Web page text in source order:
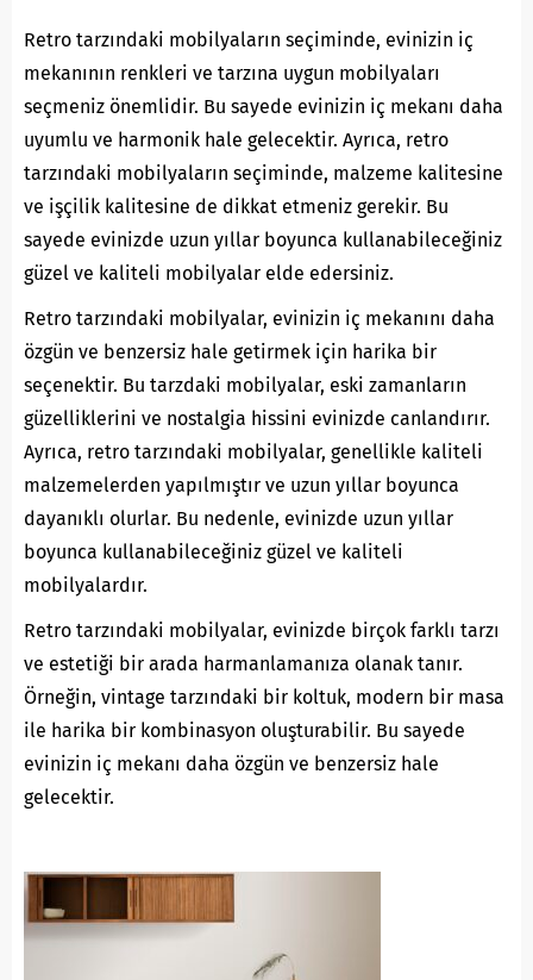
Retro tarzındaki mobilyaların seçiminde, evinizin iç
mekanının renkleri ve tarzına uygun mobilyaları
seçmeniz önemlidir. Bu sayede evinizin iç mekanı daha
uyumlu ve harmonik hale gelecektir. Ayrıca, retro
tarzındaki mobilyaların seçiminde, malzeme kalitesine
ve işçilik kalitesine de dikkat etmeniz gerekir. Bu
sayede evinizde uzun yıllar boyunca kullanabileceğiniz
güzel ve kaliteli mobilyalar elde edersiniz.
Retro tarzındaki mobilyalar, evinizin iç mekanını daha
özgün ve benzersiz hale getirmek için harika bir
seçenektir. Bu tarzdaki mobilyalar, eski zamanların
güzelliklerini ve nostalgia hissini evinizde canlandırır.
Ayrıca, retro tarzındaki mobilyalar, genellikle kaliteli
malzemelerden yapılmıştır ve uzun yıllar boyunca
dayanıklı olurlar. Bu nedenle, evinizde uzun yıllar
boyunca kullanabileceğiniz güzel ve kaliteli
mobilyalardır.
Retro tarzındaki mobilyalar, evinizde birçok farklı tarzı
ve estetiği bir arada harmanlamanıza olanak tanır.
Örneğin, vintage tarzındaki bir koltuk, modern bir masa
ile harika bir kombinasyon oluşturabilir. Bu sayede
evinizin iç mekanı daha özgün ve benzersiz hale
gelecektir.